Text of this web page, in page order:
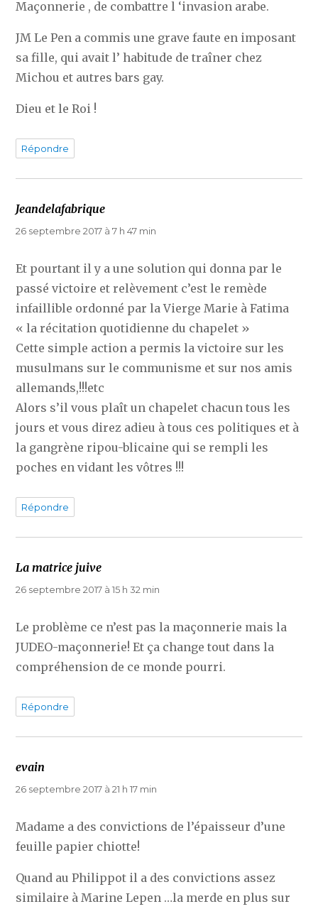
Maçonnerie , de combattre l ‘invasion arabe.
JM Le Pen a commis une grave faute en imposant
sa fille, qui avait l’ habitude de traîner chez
Michou et autres bars gay.
Dieu et le Roi !
Répondre
Jeandelafabrique
26 septembre 2017 à 7 h 47 min
Et pourtant il y a une solution qui donna par le
passé victoire et relèvement c’est le remède
infaillible ordonné par la Vierge Marie à Fatima
« la récitation quotidienne du chapelet »
Cette simple action a permis la victoire sur les
musulmans sur le communisme et sur nos amis
allemands,!!!etc
Alors s’il vous plaît un chapelet chacun tous les
jours et vous direz adieu à tous ces politiques et à
la gangrène ripou-blicaine qui se rempli les
poches en vidant les vôtres !!!
Répondre
La matrice juive
26 septembre 2017 à 15 h 32 min
Le problème ce n’est pas la maçonnerie mais la
JUDEO-maçonnerie! Et ça change tout dans la
compréhension de ce monde pourri.
Répondre
evain
26 septembre 2017 à 21 h 17 min
Madame a des convictions de l’épaisseur d’une
feuille papier chiotte!
Quand au Philippot il a des convictions assez
similaire à Marine Lepen …la merde en plus sur